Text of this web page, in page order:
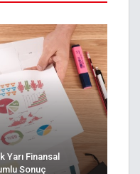
Yarı Finansal
Sonuç